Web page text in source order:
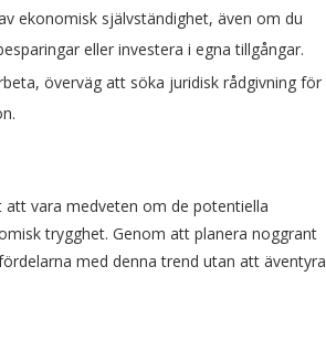
ekonomisk självständighet, även om du
eller investera i egna tillgångar.
överväg att söka juridisk rådgivning för
vara medveten om de potentiella
trygghet. Genom att planera noggrant
med denna trend utan att äventyra